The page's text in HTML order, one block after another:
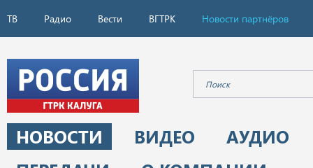
ТВ Радио Вести ВГТРК Новости партнёров
НОВОСТИ ВИДЕО
АУДИО